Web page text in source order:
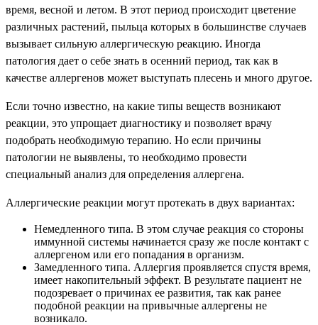
время, весной и летом. В этот период происходит цветение
различных растений, пыльца которых в большинстве случаев
вызывает сильную аллергическую реакцию. Иногда
патология дает о себе знать в осенний период, так как в
качестве аллергенов может выступать плесень и много другое.
Если точно известно, на какие типы веществ возникают
реакции, это упрощает диагностику и позволяет врачу
подобрать необходимую терапию. Но если причины
патологии не выявлены, то необходимо провести
специальный анализ для определения аллергена.
Аллергические реакции могут протекать в двух вариантах:
Немедленного типа. В этом случае реакция со стороны
иммунной системы начинается сразу же после контакт с
аллергеном или его попадания в организм.
Замедленного типа. Аллергия проявляется спустя время,
имеет накопительный эффект. В результате пациент не
подозревает о причинах ее развития, так как ранее
подобной реакции на привычные аллергены не
возникало.